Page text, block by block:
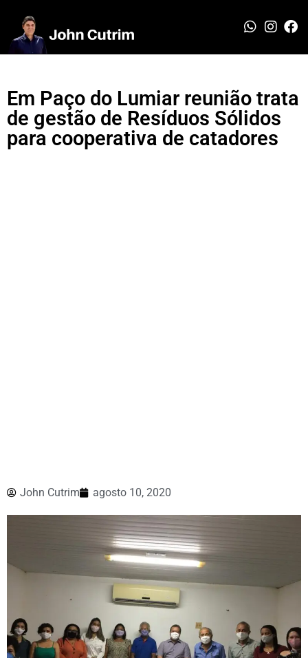
Em Paço do Lumiar reunião trata
de gestão de Resíduos Sólidos
para cooperativa de catadores
John Cutrim agosto 10, 2020